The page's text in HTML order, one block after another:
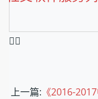
❤️‍🔥
上一篇: 《2016-